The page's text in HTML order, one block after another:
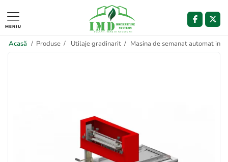
MENIU
Acasă / Produse / Utilaje gradinarit / Masina de semanat automat in